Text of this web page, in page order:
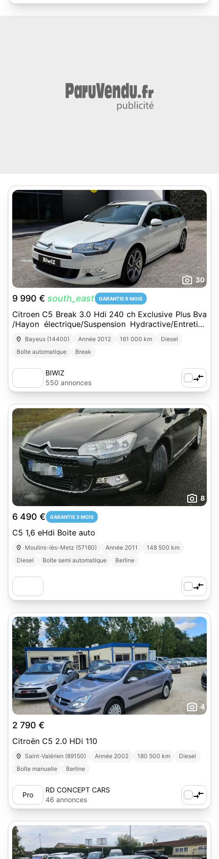
30
9 990 € south_east GARANTIE 6 MOIS
Citroen C5 Break 3.0 Hdi 240 ch Exclusive Plus Bva
/Hayon électrique/Suspension Hydractive/Entretien
Citroën
Bayeux (14400) Année 2012 161 000 km
Diesel
Boîte automatique
Break
BIWIZ
550 annonces
8
6 490 € GARANTIE 3 MOIS
C5 1,6 eHdi Boite auto
Moulins-lès-Metz (57160) Année 2011
148 500 km
Diesel
Boîte semi automatique Berline
4
2 790 €
Citroën C5 2.0 HDi 110
Saint-Valérien (89150) Année 2002 180 500 km
Diesel
Boîte manuelle
Berline
Pro
RD CONCEPT CARS
46 annonces